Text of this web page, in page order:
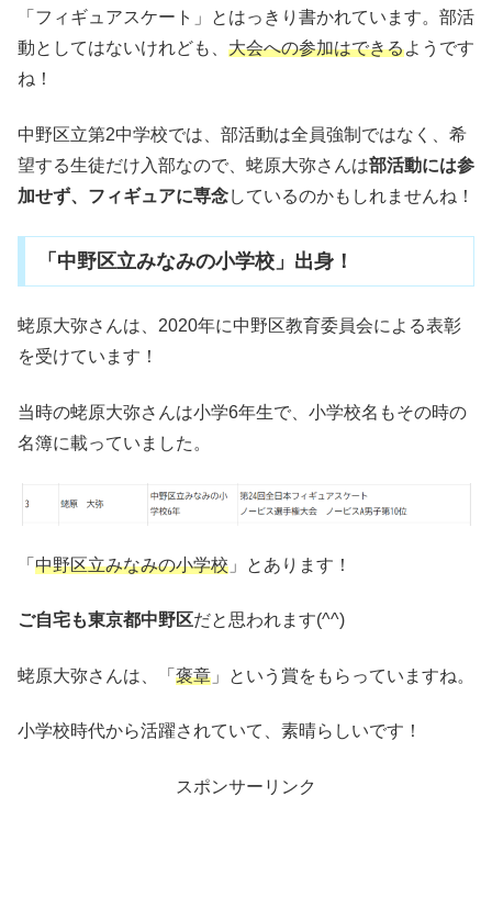
「フィギュアスケート」とはっきり書かれています。部活
動としてはないけれども、 大会への参加はできるようです
ね！
中野区立第2中学校では、部活動は全員強制ではなく、希
望する生徒だけ入部なので、蛯原大弥さんは部活動には参
加せず、フィギュアに専念しているのかもしれませんね！
「中野区立みなみの小学校」出身！
蛯原大弥さんは、2020年に中野区教育委員会による表彰
を受けています！
当時の蛯原大弥さんは小学6年生で、小学校名もその時の
名簿に載っていました。
「 中野区立みなみの小学校 」とあります！
ご自宅も東京都中野区だと思われます(^^)
蛯原大弥さんは、「 褒章 」という賞をもらっていますね。
小学校時代から活躍されていて、素晴らしいです！
スポンサーリンク